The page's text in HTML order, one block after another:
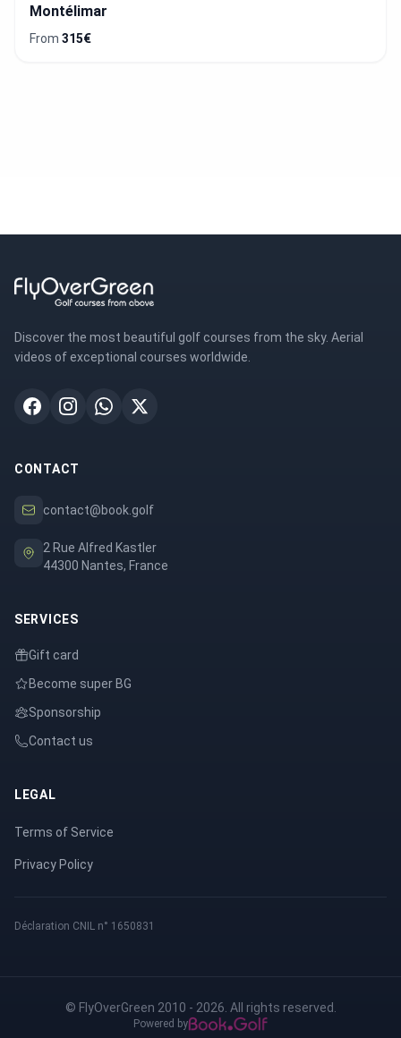
Montélimar
From 315€
Discover the most beautiful golf courses from the sky. Aerial
videos of exceptional courses worldwide.
CONTACT
contact@book.golf
2 Rue Alfred Kastler
44300 Nantes, France
SERVICES
Gift card
Become super BG
Sponsorship
Contact us
LEGAL
Terms of Service
Privacy Policy
Déclaration CNIL n° 1650831
© FlyOverGreen 2010 - 2026. All rights reserved.
Powered by